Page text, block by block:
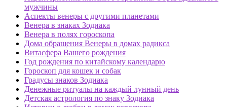
мужчины
Аспекты венеры с другими планетами
Венера в знаках Зодиака
Венера в полях гороскопа
Дома обращения Венеры в домах радикса
Витасфера Вашего рождения
Год рождения по китайскому календарю
Гороскоп для кошек и собак
Градусы знаков Зодиака
Денежные ритуалы на каждый лунный день
Детская астрология по знаку Зодиака